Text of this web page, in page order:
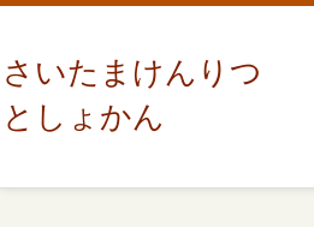
さいたまけんりつ
としょかん